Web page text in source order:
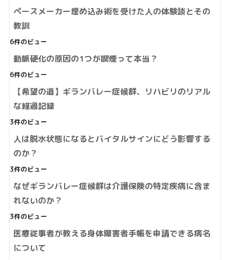
ペースメーカー埋め込み術を受けた人の体験談とその
教訓
6件のビュー
動脈硬化の原因の1つが喫煙って本当？
6件のビュー
【希望の道】ギランバレー症候群、リハビリのリアル
な経過記録
3件のビュー
人は脱水状態になるとバイタルサインにどう影響する
のか？
3件のビュー
なぜギランバレー症候群は介護保険の特定疾病に含ま
れないのか？
3件のビュー
医療従事者が教える身体障害者手帳を申請できる病名
について